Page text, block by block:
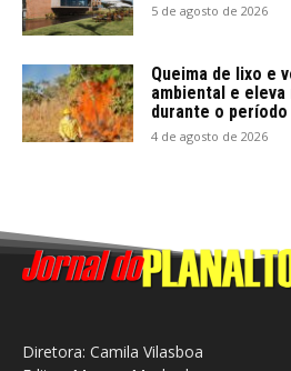
5 de agosto de 2026
Queima de lixo e
ambiental e
durante o
4 de agosto de 2026
Diretora: Camila Vilasboa